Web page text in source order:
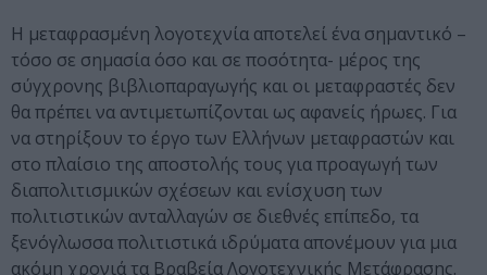
Η μεταφρασμένη λογοτεχνία αποτελεί ένα σημαντικό –
τόσο σε σημασία όσο και σε ποσότητα- μέρος της
σύγχρονης βιβλιοπαραγωγής και οι μεταφραστές δεν
θα πρέπει να αντιμετωπίζονται ως αφανείς ήρωες. Για
να στηρίξουν το έργο των Ελλήνων μεταφραστών και
στο πλαίσιο της αποστολής τους για προαγωγή των
διαπολιτισμικών σχέσεων και ενίσχυση των
πολιτιστικών ανταλλαγών σε διεθνές επίπεδο, τα
ξενόγλωσσα πολιτιστικά ιδρύματα απονέμουν για μια
ακόμη χρονιά τα Βραβεία Λογοτεχνικής Μετάφρασης.